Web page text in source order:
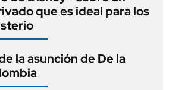
que es ideal para los
la asunción de De la